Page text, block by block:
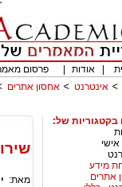
אודות פרסום
אינטרנט אחסון אתרים
של:
אישי
מידע
אתרים
מאת: